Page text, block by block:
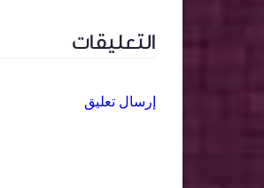
التعليقات
إرسال تعليق